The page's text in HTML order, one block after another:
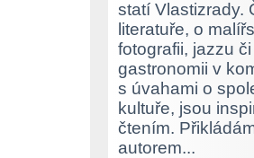
statí Vlastizrady.
literatuře, o
fotografii, jazzu či
gastronomii v
s úvahami o
kultuře, jsou
čtením.
autorem...